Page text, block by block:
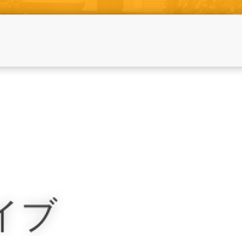
ブ